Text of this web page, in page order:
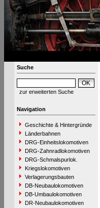
Suche
zur erweiterten Suche
Navigation
Geschichte & Hintergründe
Länderbahnen
DRG-Einheitslokomotiven
DRG-Zahnradlokomotiven
DRG-Schmalspurlok.
Kriegslokomotiven
Verlagerungsbauten
DB-Neubaulokomotiven
DB-Umbaulokomotiven
DR-Neubaulokomotiven